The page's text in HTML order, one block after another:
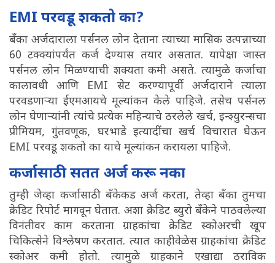
EMI परवडू शकतो का?
बॅंका अर्जदाराला पर्सनल लोन देताना त्याच्या मासिक उत्पन्नाच्या
60 टक्क्यांपर्यंत कर्ज देण्यास तयार असतात. यापेक्षा जास्त
पर्सनल लोन मिळण्याची शक्यता कमी असते. त्यामुळे कर्जाचा
कालावधी आणि EMI सेट करण्यापूर्वी अर्जदाराने त्याला
परवडणाऱ्या ईएमआयचे मूल्यांकन केले पाहिजे. तसेच पर्सनल
लोन घेणाऱ्यांनी त्यांचे प्रत्येक महिन्याचे ठरलेले खर्च, इन्श्युरन्सचा
प्रीमियम, गुंतवणूक, घरभाडे इत्यादींचा खर्च विचारात घेऊन
EMI परवडू शकतो का याचे मूल्यांकन करायला पाहिजे.
कर्जासाठी सतत अर्ज करू नका
तुम्ही जेव्हा कर्जासाठी बॅंकेकड अर्ज करता, तेव्हा बॅंका तुमचा
क्रेडिट रिपोर्ट मागवून घेतात. अशा क्रेडिट ब्युरो बॅंकेने पाठवलेल्या
विनंतीवर काम करताना ग्राहकांचा क्रेडिट स्कोअरची खूप
चिकित्सेने विश्लेषण करतात. त्यात काहीवेळेस ग्राहकांचा क्रेडिट
स्कोअर कमी होतो. त्यामुळे ग्राहकाने एखाद्या ठराविक